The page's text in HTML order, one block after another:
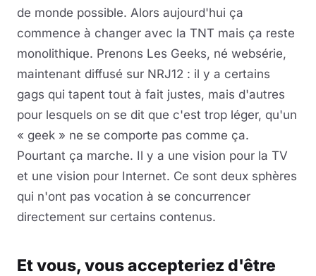
de monde possible. Alors aujourd'hui ça
commence à changer avec la TNT mais ça reste
monolithique. Prenons Les Geeks, né websérie,
maintenant diffusé sur NRJ12 : il y a certains
gags qui tapent tout à fait justes, mais d'autres
pour lesquels on se dit que c'est trop léger, qu'un
« geek » ne se comporte pas comme ça.
Pourtant ça marche. Il y a une vision pour la TV
et une vision pour Internet. Ce sont deux sphères
qui n'ont pas vocation à se concurrencer
directement sur certains contenus.
Et vous, vous accepteriez d'être